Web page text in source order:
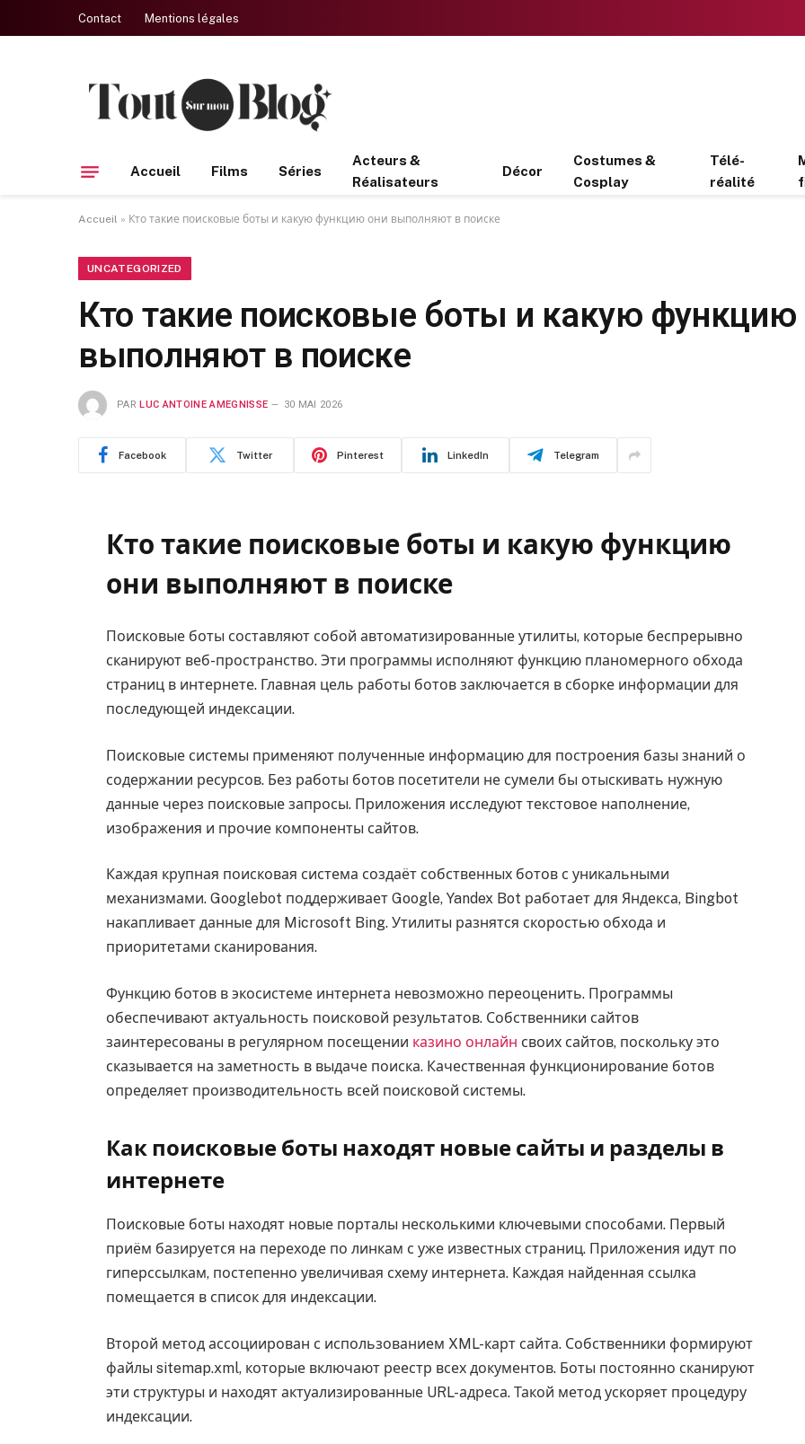
Contact Mentions légales
Accueil Films Séries
Acteurs &
Réalisateurs
Décor
Costumes &
Cosplay
Télé-
réalité
Accueil » Кто такие поисковые боты и какую функцию они выполняют в поиске
UNCATEGORIZED
Кто такие поисковые боты и какую функцию
выполняют в поиске
PAR LUC ANTOINE AMEGNISSE 30 MAI 2026
Facebook Twitter Pinterest LinkedIn Telegram
Кто такие поисковые боты и какую функцию
они выполняют в поиске
Поисковые боты составляют собой автоматизированные утилиты, которые беспрерывно
сканируют веб-пространство. Эти программы исполняют функцию планомерного обхода
страниц в интернете. Главная цель работы ботов заключается в сборке информации для
последующей индексации.
Поисковые системы применяют полученные информацию для построения базы знаний о
содержании ресурсов. Без работы ботов посетители не сумели бы отыскивать нужную
данные через поисковые запросы. Приложения исследуют текстовое наполнение,
изображения и прочие компоненты сайтов.
Каждая крупная поисковая система создаёт собственных ботов с уникальными
механизмами. Googlebot поддерживает Google, Yandex Bot работает для Яндекса, Bingbot
накапливает данные для Microsoft Bing. Утилиты разнятся скоростью обхода и
приоритетами сканирования.
Функцию ботов в экосистеме интернета невозможно переоценить. Программы
обеспечивают актуальность поисковой результатов. Собственники сайтов
заинтересованы в регулярном посещении казино онлайн своих сайтов, поскольку это
сказывается на заметность в выдаче поиска. Качественная функционирование ботов
определяет производительность всей поисковой системы.
Как поисковые боты находят новые сайты и разделы в
интернете
Поисковые боты находят новые порталы несколькими ключевыми способами. Первый
приём базируется на переходе по линкам с уже известных страниц. Приложения идут по
гиперссылкам, постепенно увеличивая схему интернета. Каждая найденная ссылка
помещается в список для индексации.
Второй метод ассоциирован с использованием XML-карт сайта. Собственники формируют
файлы sitemap.xml, которые включают реестр всех документов. Боты постоянно сканируют
эти структуры и находят актуализированные URL-адреса. Такой метод ускоряет процедуру
индексации.